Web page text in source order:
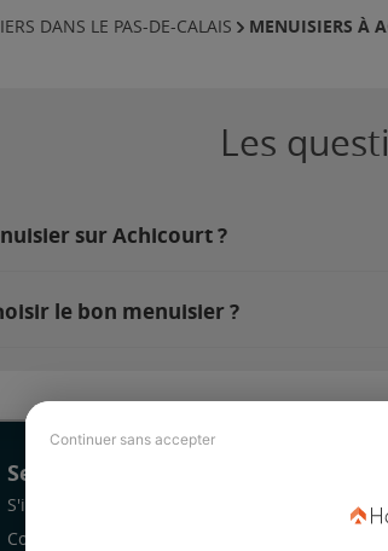
Continuer sans accepter
DANS LE PAS-DE-CALAIS MENUISIERS À
Les
sur Achicourt ?
le bon menuisier ?
Services Pro
S'inscrire
Comment ça marche
Revue de